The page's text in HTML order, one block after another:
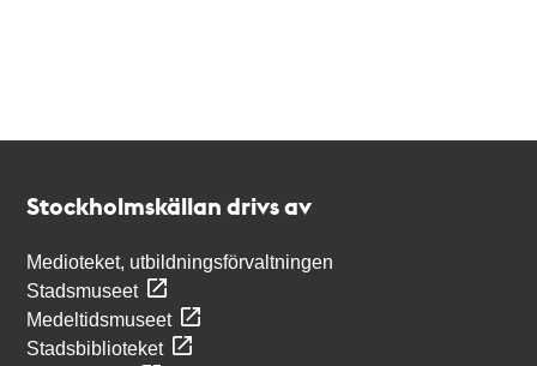
Stockholmskällan drivs av
Medioteket, utbildningsförvaltningen
Stadsmuseet
Medeltidsmuseet
Stadsbiblioteket